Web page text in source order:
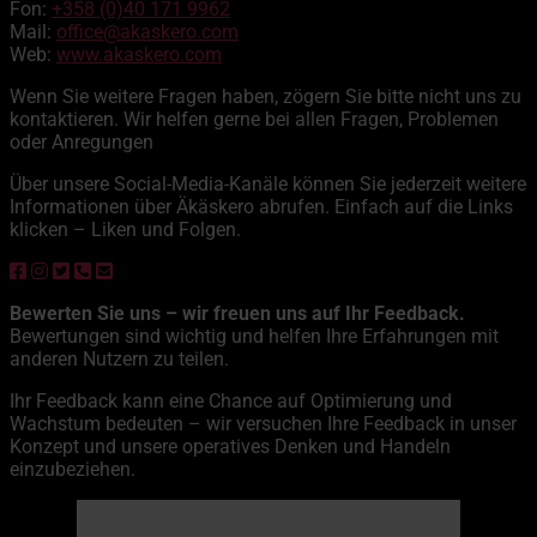
Fon: +358 (0)40 171 9962
Mail: office@akaskero.com
Web: www.akaskero.com
Wenn Sie weitere Fragen haben, zögern Sie bitte nicht uns zu
kontaktieren. Wir helfen gerne bei allen Fragen, Problemen
oder Anregungen
Über unsere Social-Media-Kanäle können Sie jederzeit weitere
Informationen über Äkäskero abrufen. Einfach auf die Links
klicken – Liken und Folgen.
Bewerten Sie uns – wir freuen uns auf Ihr Feedback.
Bewertungen sind wichtig und helfen Ihre Erfahrungen mit
anderen Nutzern zu teilen.
Ihr Feedback kann eine Chance auf Optimierung und
Wachstum bedeuten – wir versuchen Ihre Feedback in unser
Konzept und unsere operatives Denken und Handeln
einzubeziehen.